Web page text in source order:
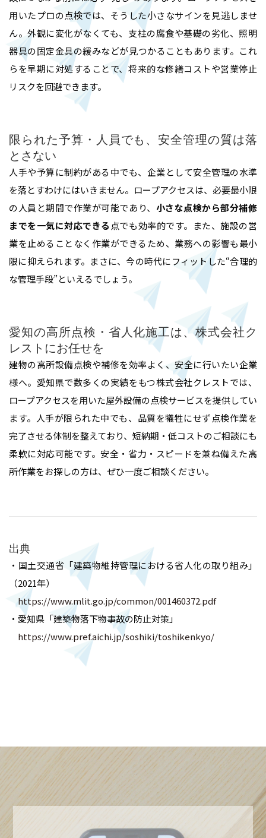
業務内容
高所作業・ロープアクセス
難所・高所・狭所エアコン工事
ルームエアコン取付 台数口
施工実績
会社概要
お問い合わせ
用いたプロの点検では、そうした小さなサインを見逃しませ
ん。外観に変化がなくても、支柱の腐食や基礎の劣化、照明
器具の固定金具の緩みなどが見つかることもあります。これ
らを早期に対処することで、将来的な修繕コストや営業停止
リスクを回避できます。
限られた予算・人員でも、安全管理の質は落
とさない
人手や予算に制約がある中でも、企業として安全管理の水準
を落とすわけにはいきません。ロープアクセスは、必要最小限
の人員と期間で作業が可能であり、 小さな点検から部分補修
までを一気に対応できる 点でも効率的です。また、施設の営
業を止めることなく作業ができるため、業務への影響も最小
限に抑えられます。まさに、今の時代にフィットした“合理的
な管理手段”といえるでしょう。
愛知の高所点検・省人化施工は、株式会社ク
レストにお任せを
建物の高所設備点検や補修を効率よく、安全に行いたい企業
様へ。愛知県で数多くの実績をもつ株式会社クレストでは、
ロープアクセスを用いた屋外設備の点検サービスを提供してい
ます。人手が限られた中でも、品質を犠牲にせず点検作業を
完了させる体制を整えており、短納期・低コストのご相談にも
柔軟に対応可能です。安全・省力・スピードを兼ね備えた高
所作業をお探しの方は、ぜひ一度ご相談ください。
出典
・国土交通省「建築物維持管理における省人化の取り組み」
（2021年）
https://www.mlit.go.jp/common/001460372.pdf
・愛知県「建築物落下物事故の防止対策」
https://www.pref.aichi.jp/soshiki/toshikenkyo/